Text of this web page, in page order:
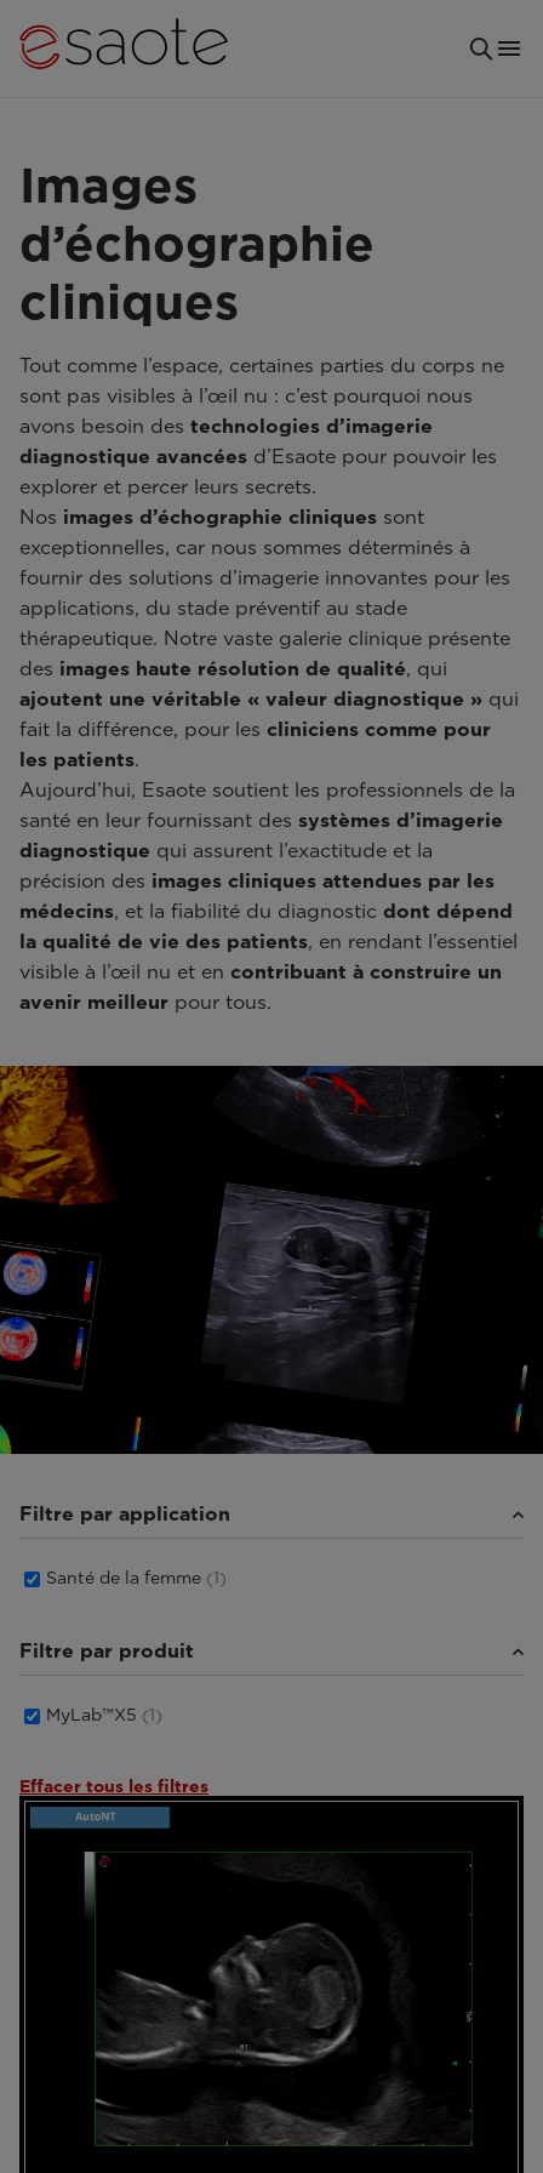
Images
d’échographie
cliniques
Tout comme l’espace, certaines parties du corps ne
sont pas visibles à l’œil nu : c’est pourquoi nous
avons besoin des technologies d’imagerie
diagnostique avancées d’Esaote pour pouvoir les
explorer et percer leurs secrets.
Nos images d’échographie cliniques sont
exceptionnelles, car nous sommes déterminés à
fournir des solutions d’imagerie innovantes pour les
applications, du stade préventif au stade
thérapeutique. Notre vaste galerie clinique présente
des images haute résolution de qualité, qui
ajoutent une véritable « valeur diagnostique » qui
fait la différence, pour les cliniciens comme pour
les patients.
Aujourd’hui, Esaote soutient les professionnels de la
santé en leur fournissant des systèmes d’imagerie
diagnostique qui assurent l’exactitude et la
précision des images cliniques attendues par les
médecins, et la fiabilité du diagnostic dont dépend
la qualité de vie des patients, en rendant l’essentiel
visible à l’œil nu et en contribuant à construire un
avenir meilleur pour tous.
Filtre par application
Santé de la femme (1)
Filtre par produit
MyLab™X5 (1)
Effacer tous les filtres